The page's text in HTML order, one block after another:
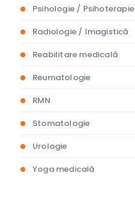
Psihologie / Psihoterapie
Radiologie / Imagistică
Reabilitare medicală
Reumatologie
RMN
Stomatologie
Urologie
Yoga medicală